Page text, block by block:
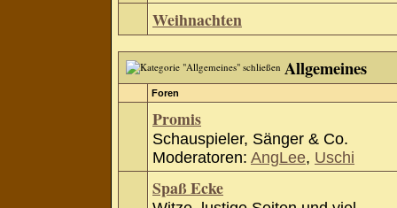
Weihnachten
Allgemeines
Foren
Promis
Schauspieler, Sänger & Co.
Moderatoren: AngLee, Uschi
Spaß Ecke